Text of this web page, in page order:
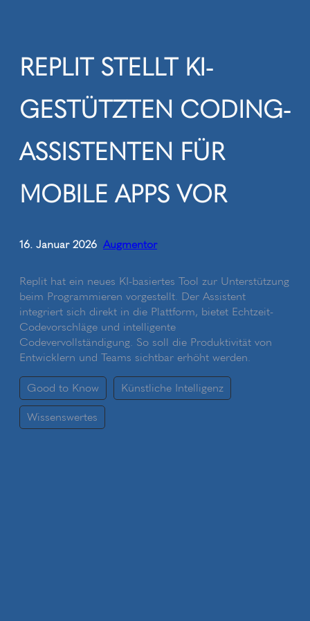
springen
REPLIT STELLT KI-
GESTÜTZTEN CODING-
ASSISTENTEN FÜR
MOBILE APPS VOR
16. Januar 2026 Augmentor
Replit hat ein neues KI-basiertes Tool zur Unterstützung
beim Programmieren vorgestellt. Der Assistent
integriert sich direkt in die Plattform, bietet Echtzeit-
Codevorschläge und intelligente
Codevervollständigung. So soll die Produktivität von
Entwicklern und Teams sichtbar erhöht werden.
Good to Know Künstliche Intelligenz
Wissenswertes